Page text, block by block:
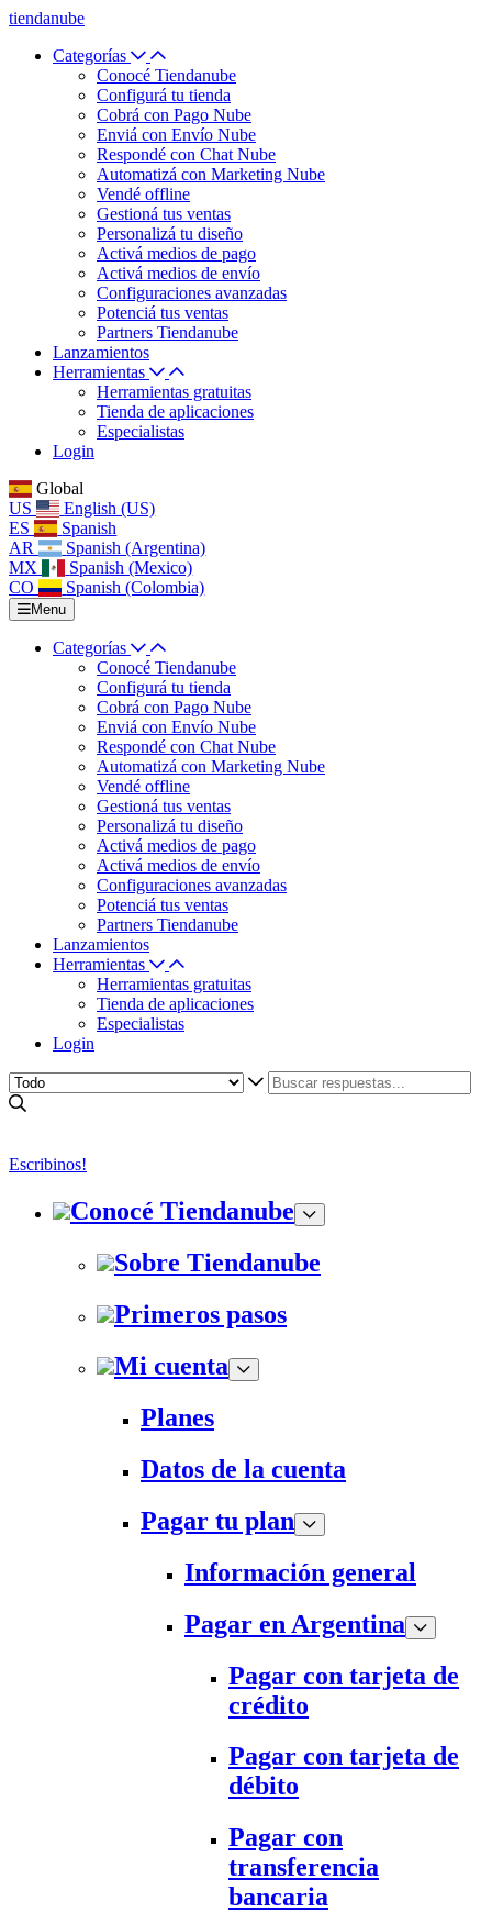
tiendanube
Categorías
Conocé Tiendanube
Configurá tu tienda
Cobrá con Pago Nube
Enviá con Envío Nube
Respondé con Chat Nube
Automatizá con Marketing Nube
Vendé offline
Gestioná tus ventas
Personalizá tu diseño
Activá medios de pago
Activá medios de envío
Configuraciones avanzadas
Potenciá tus ventas
Partners Tiendanube
Lanzamientos
Herramientas
Herramientas gratuitas
Tienda de aplicaciones
Especialistas
Login
Global
US
English (US)
ES
Spanish
AR
Spanish (Argentina)
MX
Spanish (Mexico)
CO
Spanish (Colombia)
Menu
Categorías
Conocé Tiendanube
Configurá tu tienda
Cobrá con Pago Nube
Enviá con Envío Nube
Respondé con Chat Nube
Automatizá con Marketing Nube
Vendé offline
Gestioná tus ventas
Personalizá tu diseño
Activá medios de pago
Activá medios de envío
Configuraciones avanzadas
Potenciá tus ventas
Partners Tiendanube
Lanzamientos
Herramientas
Herramientas gratuitas
Tienda de aplicaciones
Especialistas
Login
Escribinos!
Conocé Tiendanube
Sobre Tiendanube
Primeros pasos
Mi cuenta
Planes
Datos de la cuenta
Pagar tu plan
Información general
Pagar en Argentina
Pagar con tarjeta de
crédito
Pagar con tarjeta de
débito
Pagar con
transferencia
bancaria